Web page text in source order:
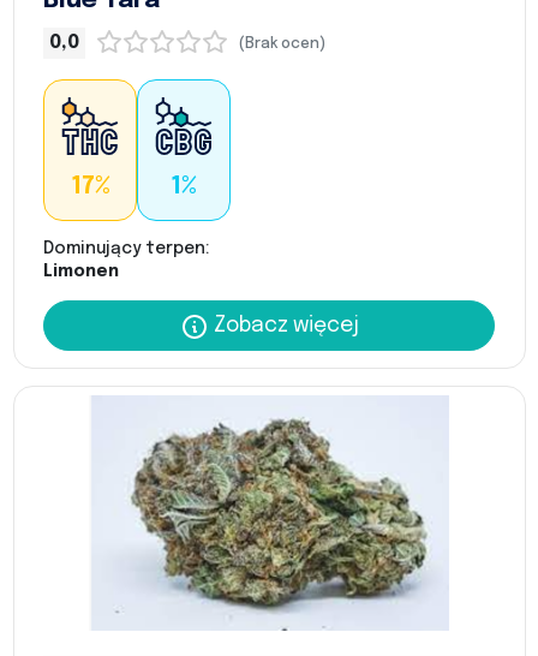
0,0 (Brak ocen)
17% 1%
Dominujący terpen:
Limonen
Zobacz więcej